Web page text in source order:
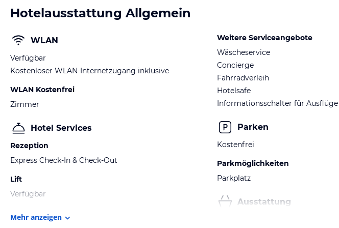
Hotelausstattung Allgemein
WLAN
Verfügbar
Kostenloser WLAN-Internetzugang inklusive
WLAN Kostenfrei
Zimmer
Hotel Services
Rezeption
Express Check-In & Check-Out
Lift
Verfügbar
Weitere Serviceangebote
Wäscheservice
Concierge
Fahrradverleih
Hotelsafe
Informationsschalter für Ausflüge
Parken
Kostenfrei
Parkmöglichkeiten
Parkplatz
Ausstattung
Mehr anzeigen